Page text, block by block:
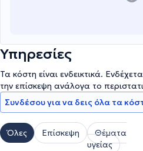
Υπηρεσίες
Τα κόστη είναι ενδεικτικά.
την επίσκεψη ανάλογα το
Συνδέσου για να δεις όλα τα
Όλες Επίσκεψη
Θέματα
υγείας